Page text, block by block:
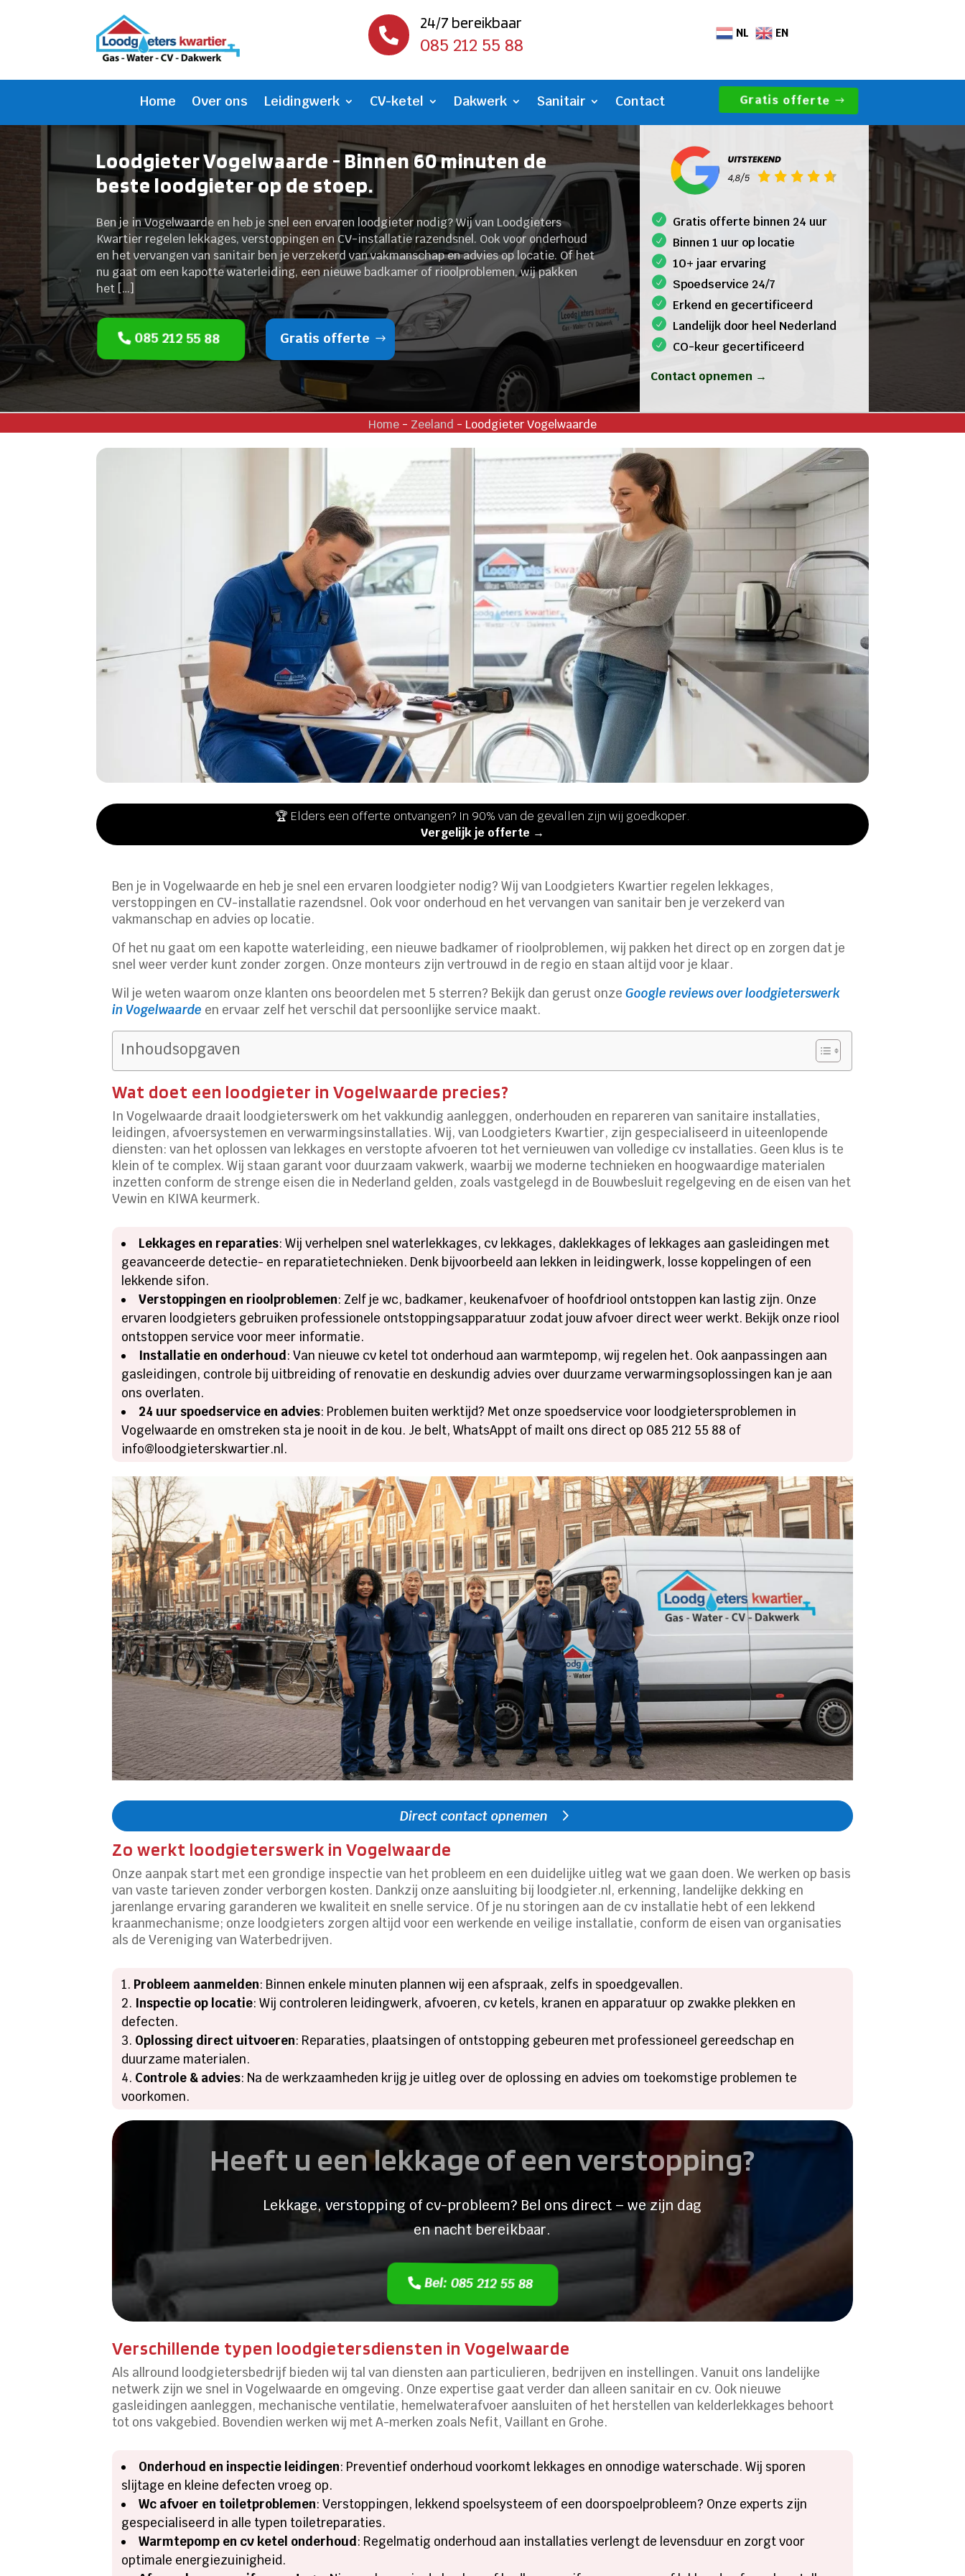

24/7 bereikbaar
085 212 55 88
NL EN
Home Over ons Leidingwerk CV-ketel Dakwerk Sanitair Contact Gratis offerte
Loodgieter Vogelwaarde - Binnen 60 minuten de
beste loodgieter op de stoep.
Ben je in Vogelwaarde en heb je snel een ervaren loodgieter nodig? Wij van Loodgieters
Kwartier regelen lekkages, verstoppingen en CV-installatie razendsnel.​ Ook voor onderhoud
en het vervangen van sanitair ben je verzekerd van vakmanschap en advies op locatie.​ Of het
nu gaat om een kapotte waterleiding, een nieuwe badkamer of rioolproblemen, wij pakken
het […]
085 212 55 88 Gratis offerte
Gratis offerte binnen 24 uur
Binnen 1 uur op locatie
10+ jaar ervaring
Spoedservice 24/7
Erkend en gecertificeerd
Landelijk door heel Nederland
CO-keur gecertificeerd
Contact opnemen →
Home - Zeeland - Loodgieter Vogelwaarde
🏆 Elders een offerte ontvangen? In 90% van de gevallen zijn wij goedkoper.
Vergelijk je offerte →
Ben je in Vogelwaarde en heb je snel een ervaren loodgieter nodig? Wij van Loodgieters Kwartier regelen lekkages,
verstoppingen en CV-installatie razendsnel.​ Ook voor onderhoud en het vervangen van sanitair ben je verzekerd van
vakmanschap en advies op locatie.​
Of het nu gaat om een kapotte waterleiding, een nieuwe badkamer of rioolproblemen, wij pakken het direct op en zorgen dat je
snel weer verder kunt zonder zorgen.​ Onze monteurs zijn vertrouwd in de regio en staan altijd voor je klaar.​
Wil je weten waarom onze klanten ons beoordelen met 5 sterren? Bekijk dan gerust onzeGoogle reviews over loodgieterswerk
in Vogelwaarde en ervaar zelf het verschil dat persoonlijke service maakt.​
Inhoudsopgaven
Wat doet een loodgieter in Vogelwaarde precies?
In Vogelwaarde draait loodgieterswerk om het vakkundig aanleggen, onderhouden en repareren van sanitaire installaties,
leidingen, afvoersystemen en verwarmingsinstallaties.​ Wij, van Loodgieters Kwartier, zijn gespecialiseerd in uiteenlopende
diensten: van het oplossen van lekkages en verstopte afvoeren tot het vernieuwen van volledige cv installaties.​ Geen klus is te
klein of te complex.​ Wij staan garant voor duurzaam vakwerk, waarbij we moderne technieken en hoogwaardige materialen
inzetten conform de strenge eisen die in Nederland gelden, zoals vastgelegd in de Bouwbesluit regelgeving en de eisen van het
Vewin en KIWA keurmerk.​
Lekkages en reparaties: Wij verhelpen snel waterlekkages, cv lekkages, daklekkages of lekkages aan gasleidingen met
geavanceerde detectie- en reparatietechnieken.​ Denk bijvoorbeeld aan lekken in leidingwerk, losse koppelingen of een
lekkende sifon.​
Verstoppingen en rioolproblemen: Zelf je wc, badkamer, keukenafvoer of hoofdriool ontstoppen kan lastig zijn.​ Onze
ervaren loodgieters gebruiken professionele ontstoppingsapparatuur zodat jouw afvoer direct weer werkt.​ Bekijk onze riool
ontstoppen service voor meer informatie.​
Installatie en onderhoud: Van nieuwe cv ketel tot onderhoud aan warmtepomp, wij regelen het.​ Ook aanpassingen aan
gasleidingen, controle bij uitbreiding of renovatie en deskundig advies over duurzame verwarmingsoplossingen kan je aan
ons overlaten.​
24 uur spoedservice en advies: Problemen buiten werktijd? Met onze spoedservice voor loodgietersproblemen in
Vogelwaarde en omstreken sta je nooit in de kou.​ Je belt, WhatsAppt of mailt ons direct op 085 212 55 88 of
info@loodgieterskwartier.​nl.​
Direct contact opnemen
Zo werkt loodgieterswerk in Vogelwaarde
Onze aanpak start met een grondige inspectie van het probleem en een duidelijke uitleg wat we gaan doen.​ We werken op basis
van vaste tarieven zonder verborgen kosten.​ Dankzij onze aansluiting bij loodgieter.​nl, erkenning, landelijke dekking en
jarenlange ervaring garanderen we kwaliteit en snelle service.​ Of je nu storingen aan de cv installatie hebt of een lekkend
kraanmechanisme; onze loodgieters zorgen altijd voor een werkende en veilige installatie, conform de eisen van organisaties
als de Vereniging van Waterbedrijven.​
Probleem aanmelden: Binnen enkele minuten plannen wij een afspraak, zelfs in spoedgevallen.​
Inspectie op locatie: Wij controleren leidingwerk, afvoeren, cv ketels, kranen en apparatuur op zwakke plekken en
defecten.​
Oplossing direct uitvoeren: Reparaties, plaatsingen of ontstopping gebeuren met professioneel gereedschap en
duurzame materialen.​
Controle & advies: Na de werkzaamheden krijg je uitleg over de oplossing en advies om toekomstige problemen te
voorkomen.​
Heeft u een lekkage of een verstopping?
Lekkage, verstopping of cv-probleem? Bel ons direct – we zijn dag
en nacht bereikbaar.
Bel: 085 212 55 88
Verschillende typen loodgietersdiensten in Vogelwaarde
Als allround loodgietersbedrijf bieden wij tal van diensten aan particulieren, bedrijven en instellingen.​ Vanuit ons landelijke
netwerk zijn we snel in Vogelwaarde en omgeving.​ Onze expertise gaat verder dan alleen sanitair en cv.​ Ook nieuwe
gasleidingen aanleggen, mechanische ventilatie, hemelwaterafvoer aansluiten of het herstellen van kelderlekkages behoort
tot ons vakgebied.​ Bovendien werken wij met A-merken zoals Nefit, Vaillant en Grohe.​
Onderhoud en inspectie leidingen: Preventief onderhoud voorkomt lekkages en onnodige waterschade.​ Wij sporen
slijtage en kleine defecten vroeg op.​
Wc afvoer en toiletproblemen: Verstoppingen, lekkend spoelsysteem of een doorspoelprobleem? Onze experts zijn
gespecialiseerd in alle typen toiletreparaties.​
Warmtepomp en cv ketel onderhoud: Regelmatig onderhoud aan installaties verlengt de levensduur en zorgt voor
optimale energiezuinigheid.​